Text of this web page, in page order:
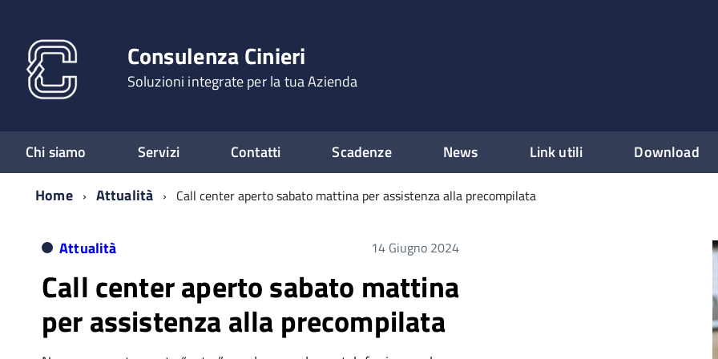
Consulenza Cinieri
Soluzioni integrate per la tua Azienda
Chi siamo Servizi Contatti Scadenze News Link utili Download
Home
Attualità Call center aperto sabato mattina per assistenza alla precompilata
Attualità 14 Giugno 2024
Call center aperto sabato mattina
per assistenza alla precompilata